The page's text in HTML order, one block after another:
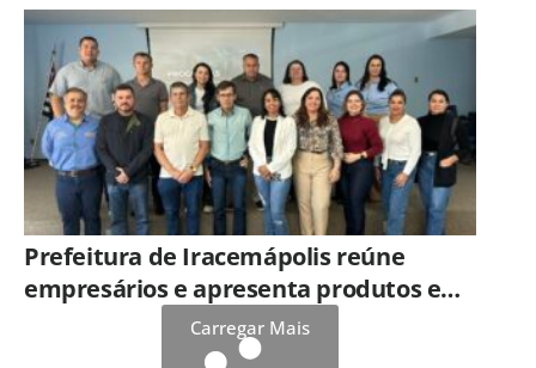
Prefeitura de Iracemápolis reúne
empresários e apresenta produtos e
serviços do Governo do Estado
Carregar Mais